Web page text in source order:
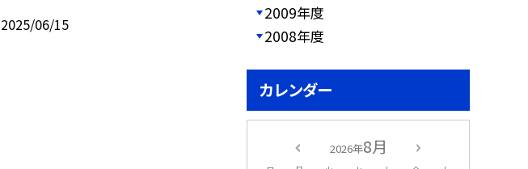
2025/06/15
2009年度
2008年度
カレンダー
2026年8月